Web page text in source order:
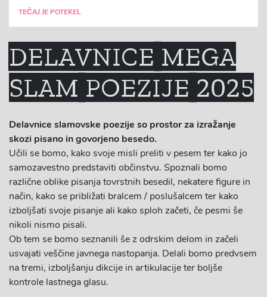
TEČAJ JE POTEKEL
DELAVNICE MEGA
SLAM POEZIJE 2025
Delavnice slamovske poezije so prostor za izražanje
skozi pisano in govorjeno besedo.
Učili se bomo, kako svoje misli preliti v pesem ter kako jo
samozavestno predstaviti občinstvu. Spoznali bomo
različne oblike pisanja tovrstnih besedil, nekatere figure in
način, kako se približati bralcem / poslušalcem ter kako
izboljšati svoje pisanje ali kako sploh začeti, če pesmi še
nikoli nismo pisali.
Ob tem se bomo seznanili še z odrskim delom in začeli
usvajati veščine javnega nastopanja. Delali bomo predvsem
na tremi, izboljšanju dikcije in artikulacije ter boljše
kontrole lastnega glasu.